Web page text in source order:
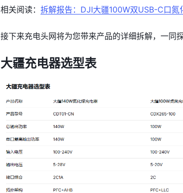
相关阅读： 拆解报告：DJI大疆100W双USB-C口氮
接下来充电头网将为您带来产品的详细拆解，一同
大疆充电器选型表